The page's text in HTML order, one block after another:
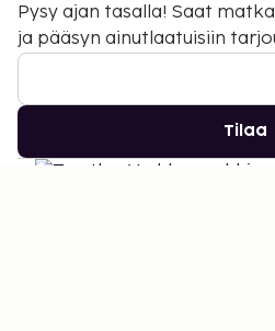
Pysy ajan tasalla! Saat
ja pääsyn ainutlaatuisiin
Tilaa